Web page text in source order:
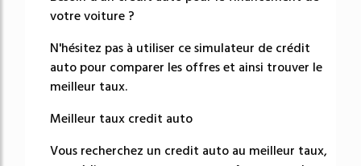
votre voiture ?
N'hésitez pas à utiliser ce simulateur de crédit
auto pour comparer les offres et ainsi trouver le
meilleur taux.
Meilleur taux credit auto
Vous recherchez un credit auto au meilleur taux,